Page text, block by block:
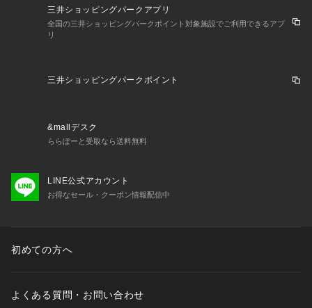
三井ショッピングパークアプリ
全国の三井ショッピングパークポイント対象施設でご利用できるアプ
リ
三井ショッピングパークポイント
&mallデスク
ららぽーと受取なら送料無料
LINE公式アカウント
お得なセール・クーポン情報配信中
初めての方へ
よくある質問・お問い合わせ